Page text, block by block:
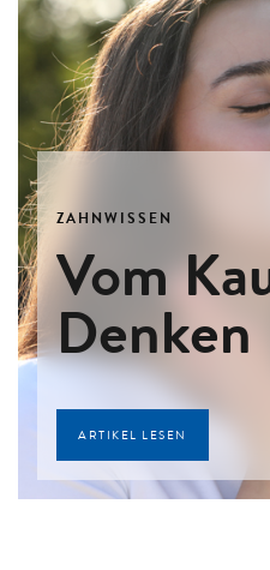
ZAHNWISSEN
Vom
Denken
ARTIKEL LESEN